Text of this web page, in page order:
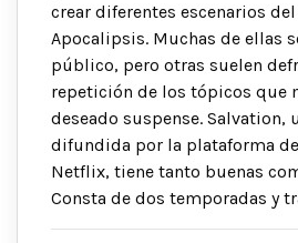
crear diferentes escenarios
Apocalipsis. Muchas de ellas
público, pero otras suelen
repetición de los tópicos que
deseado suspense. Salvation,
difundida por la plataforma
Netflix, tiene tanto buenas
Consta de dos temporadas y